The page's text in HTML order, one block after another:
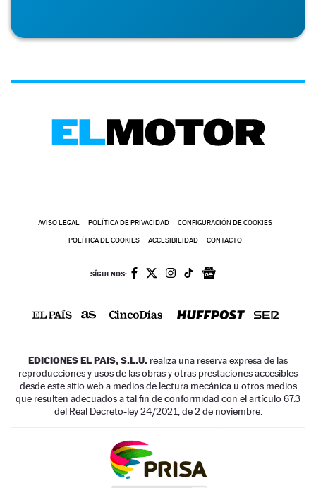
AVISO LEGAL POLÍTICA DE PRIVACIDAD CONFIGURACIÓN DE COOKIES
POLÍTICA DE COOKIES ACCESIBILIDAD CONTACTO
SÍGUENOS:
EDICIONES EL PAIS, S.L.U. realiza una reserva expresa de las
reproducciones y usos de las obras y otras prestaciones accesibles
desde este sitio web a medios de lectura mecánica u otros medios
que resulten adecuados a tal fin de conformidad con el artículo 67.3
del Real Decreto-ley 24/2021, de 2 de noviembre.